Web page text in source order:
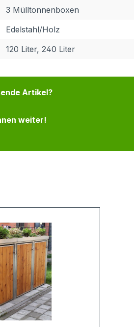
3 Mülltonnenboxen
Edelstahl/Holz
120 Liter, 240 Liter
Artikel?
weiter!